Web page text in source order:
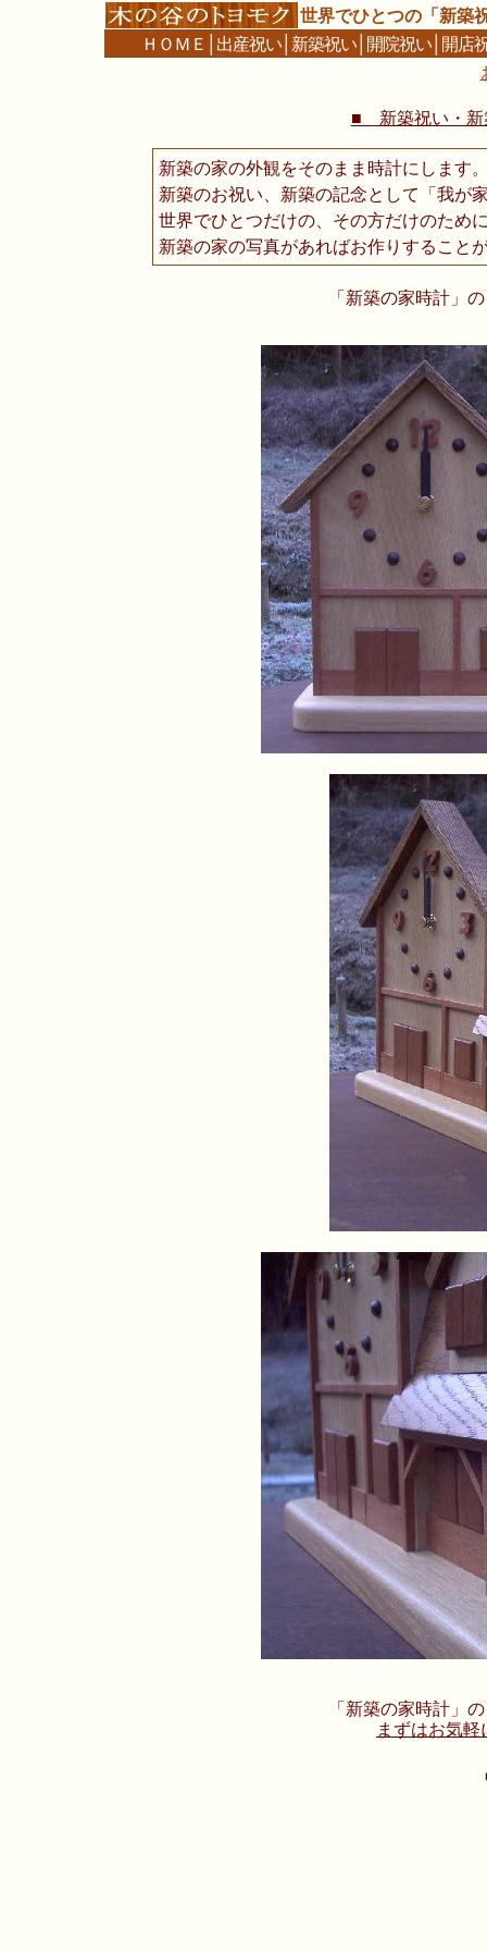
世界でひとつの「新築
ＨＯＭＥ 出産祝い 新築祝い 開院祝い 開店
■ 新築祝い・
新築の家の外観をそのまま時計にします
新築のお祝い、新築の記念として「我が
世界でひとつだけの、その方だけのため
新築の家の写真があればお作りすること
「新築の家時計」
「新築の家時計」
まずはお気